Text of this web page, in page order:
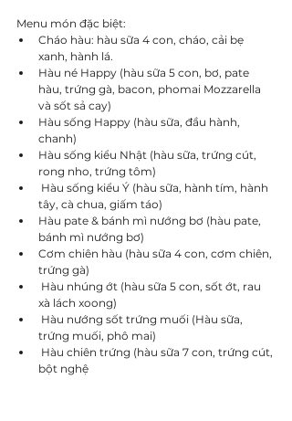
Menu món đặc biệt:
Cháo hàu: hàu sữa 4 con, cháo, cải bẹ
xanh, hành lá.
Hàu né Happy (hàu sữa 5 con, bơ, pate
hàu, trứng gà, bacon, phomai Mozzarella
và sốt sả cay)
Hàu sống Happy (hàu sữa, đầu hành,
chanh)
Hàu sống kiểu Nhật (hàu sữa, trứng cút,
rong nho, trứng tôm)
tây, cà chua, giấm táo)
Hàu pate & bánh mì nướng bơ (hàu pate,
bánh mì nướng bơ)
Cơm chiên hàu (hàu sữa 4 con, cơm chiên,
trứng gà)
xà lách xoong)
trứng muối, phô mai)
bột nghệ